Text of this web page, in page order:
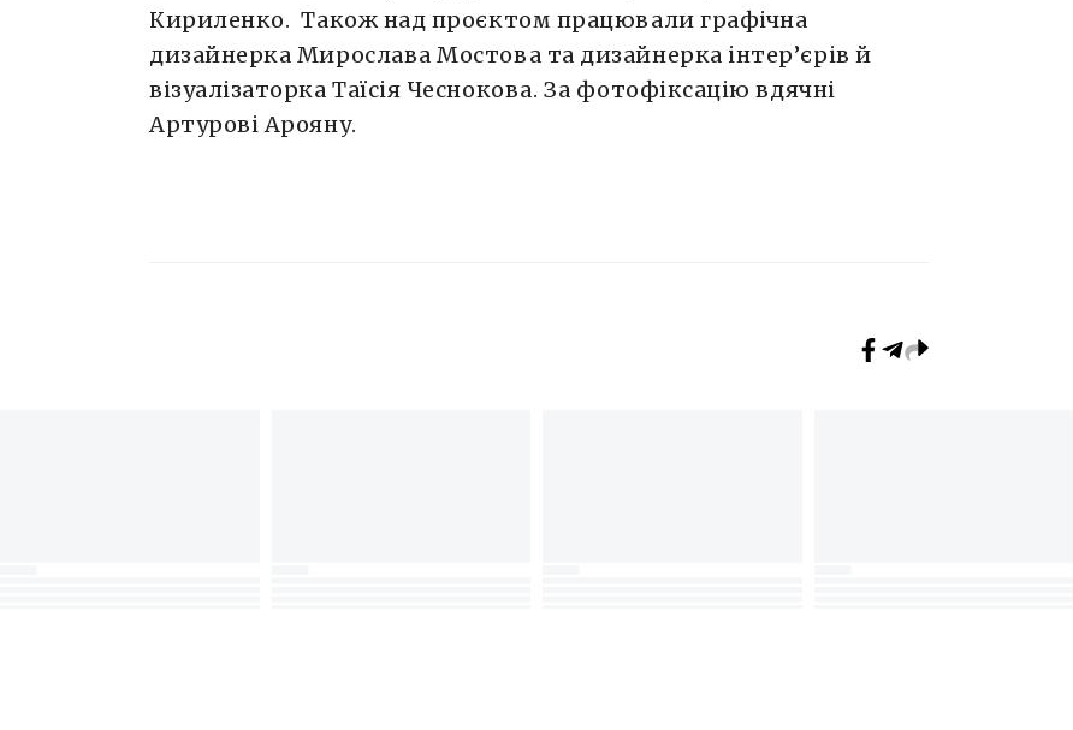
Кириленко. Також над проєктом працювали графічна
дизайнерка Мирослава Мостова та дизайнерка інтер’єрів й
візуалізаторка Таїсія Чеснокова. За фотофіксацію вдячні
Артурові Арояну.